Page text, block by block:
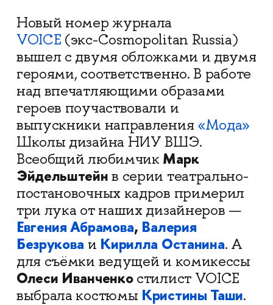
Новый номер журнала
VOICE (экс-Cosmopolitan Russia)
вышел с двумя обложками и двумя
героями, соответственно. В работе
над впечатляющими образами
героев поучаствовали и
выпускники направления «Мода»
Школы дизайна НИУ ВШЭ.
Всеобщий любимчик Марк
Эйдельштейн в серии театрально-
постановочных кадров примерил
три лука от наших дизайнеров —
Евгения Абрамова, Валерия
Безрукова и Кирилла Останина. А
для съёмки ведущей и комикессы
Олеси Иванченкостилист VOICE
выбрала костюмы Кристины Таши.